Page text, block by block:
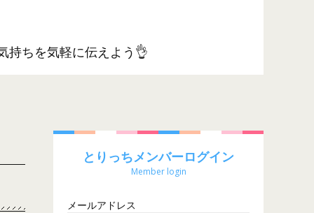
持ちを気軽に伝えよう👌
とりっちメンバーログイン
Member login
メールアドレス